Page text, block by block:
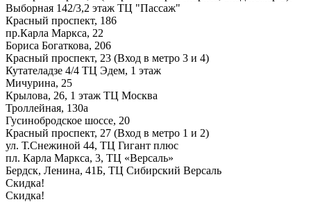
Выборная 142/3,2 этаж ТЦ "Пассаж"
Красный проспект, 186
пр.Карла Маркса, 22
Бориса Богаткова, 206
Красный проспект, 23 (Вход в метро 3 и 4)
Кутателадзе 4/4 ТЦ Эдем, 1 этаж
Мичурина, 25
Крылова, 26, 1 этаж ТЦ Москва
Троллейная, 130а
Гусинобродское шоссе, 20
Красный проспект, 27 (Вход в метро 1 и 2)
ул. Т.Снежиной 44, ТЦ Гигант плюс
пл. Карла Маркса, 3, ТЦ «Версаль»
Бердск, Ленина, 41Б, ТЦ Сибирский Версаль
Скидка!
Скидка!